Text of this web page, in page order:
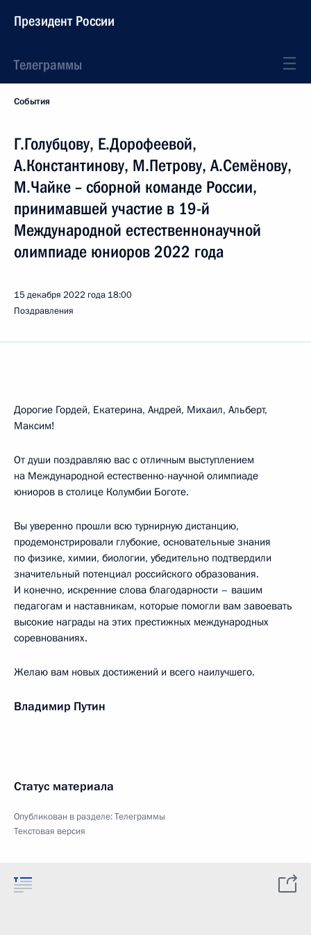
Президент России
Телеграммы
События
Г.Голубцову, Е.Дорофеевой,
А.Константинову, М.Петрову, А.Семёнову,
М.Чайке – сборной команде России,
принимавшей участие в 19-й
Международной естественнонаучной
олимпиаде юниоров 2022 года
15 декабря 2022 года 18:00
Поздравления
Дорогие Гордей, Екатерина, Андрей, Михаил, Альберт,
Максим!
От души поздравляю вас с отличным выступлением
на Международной естественно-научной олимпиаде
юниоров в столице Колумбии Боготе.
Вы уверенно прошли всю турнирную дистанцию,
продемонстрировали глубокие, основательные знания
по физике, химии, биологии, убедительно подтвердили
значительный потенциал российского образования.
И конечно, искренние слова благодарности – вашим
педагогам и наставникам, которые помогли вам завоевать
высокие награды на этих престижных международных
соревнованиях.
Желаю вам новых достижений и всего наилучшего.
Владимир Путин
Статус материала
Опубликован в разделе:Телеграммы
Текстовая версия